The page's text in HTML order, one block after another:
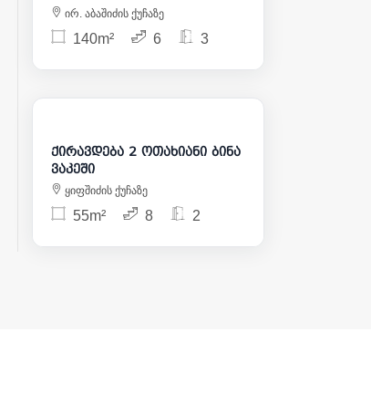
ირ. აბაშიძის ქუჩაზე
140m² 6 3
1 200
ქირავდება 2 ოთახიანი ბინა
ვაკეში
ყიფშიძის ქუჩაზე
55m² 8 2